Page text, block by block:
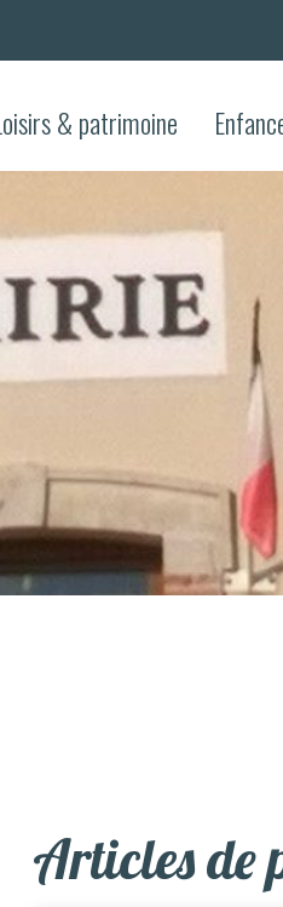
& patrimoine
Articles de